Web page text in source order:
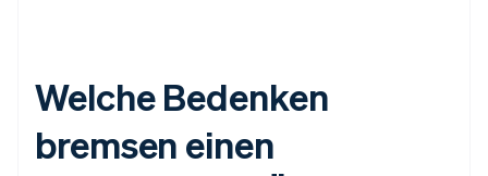
Welche Bedenken
bremsen einen